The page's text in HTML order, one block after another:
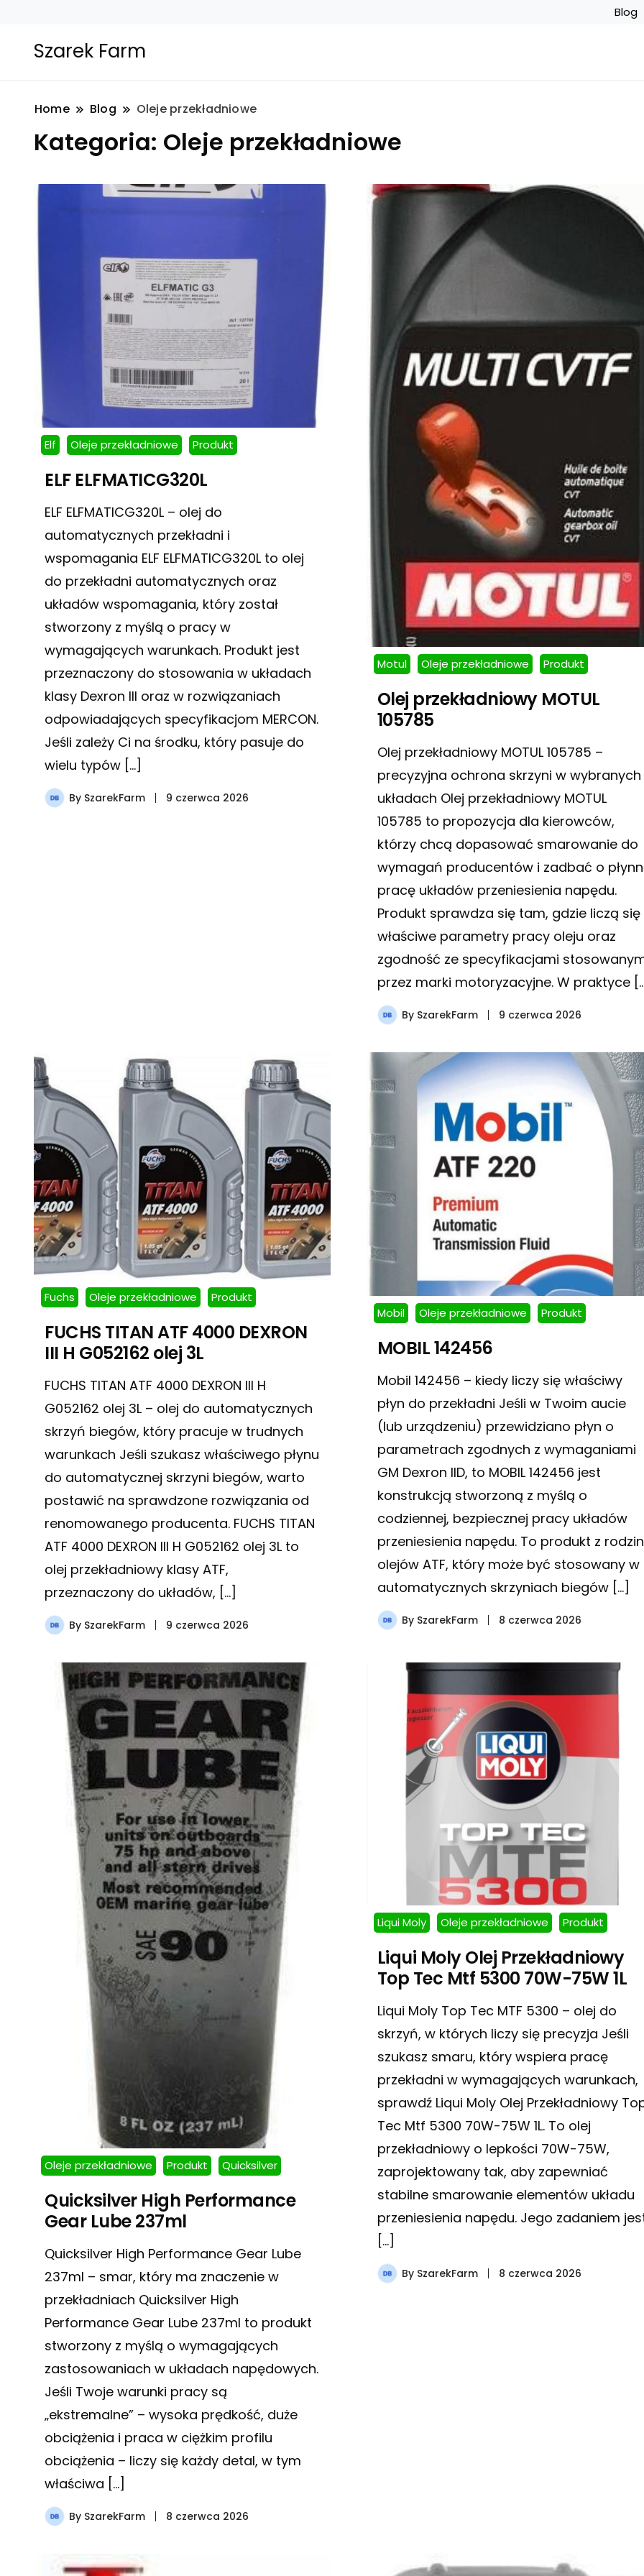
Blog
Szarek Farm
Home Blog Oleje przekładniowe
Kategoria: Oleje przekładniowe
Elf Oleje przekładniowe Produkt
ELF ELFMATICG320L
ELF ELFMATICG320L – olej do
automatycznych przekładni i
wspomagania ELF ELFMATICG320L to olej
do przekładni automatycznych oraz
układów wspomagania, który został
stworzony z myślą o pracy w
wymagających warunkach. Produkt jest
przeznaczony do stosowania w układach
klasy Dexron III oraz w rozwiązaniach
odpowiadających specyfikacjom MERCON.
Jeśli zależy Ci na środku, który pasuje do
wielu typów […]
By SzarekFarm 9 czerwca 2026
Motul Oleje przekładniowe Produkt
Olej przekładniowy MOTUL
105785
Olej przekładniowy MOTUL 105785 –
precyzyjna ochrona skrzyni w wybranych
układach Olej przekładniowy MOTUL
105785 to propozycja dla kierowców,
którzy chcą dopasować smarowanie do
wymagań producentów i zadbać o
pracę układów przeniesienia napędu.
Produkt sprawdza się tam, gdzie liczą się
właściwe parametry pracy oleju oraz
zgodność ze specyfikacjami
przez marki motoryzacyjne. W praktyce
By SzarekFarm 9 czerwca 2026
Fuchs Oleje przekładniowe Produkt
FUCHS TITAN ATF 4000 DEXRON
III H G052162 olej 3L
FUCHS TITAN ATF 4000 DEXRON III H
G052162 olej 3L – olej do automatycznych
skrzyń biegów, który pracuje w trudnych
warunkach Jeśli szukasz właściwego płynu
do automatycznej skrzyni biegów, warto
postawić na sprawdzone rozwiązania od
renomowanego producenta. FUCHS TITAN
ATF 4000 DEXRON III H G052162 olej 3L to
olej przekładniowy klasy ATF,
przeznaczony do układów, […]
By SzarekFarm 9 czerwca 2026
Mobil Oleje przekładniowe Produkt
MOBIL 142456
Mobil 142456 – kiedy liczy się właściwy
płyn do przekładni Jeśli w Twoim aucie
(lub urządzeniu) przewidziano płyn o
parametrach zgodnych z wymaganiami
GM Dexron IID, to MOBIL 142456 jest
konstrukcją stworzoną z myślą o
codziennej, bezpiecznej pracy układów
przeniesienia napędu. To produkt z
olejów ATF, który może być stosowany w
automatycznych skrzyniach biegów […]
By SzarekFarm 8 czerwca 2026
Oleje przekładniowe Produkt Quicksilver
Quicksilver High Performance
Gear Lube 237ml
Quicksilver High Performance Gear Lube
237ml – smar, który ma znaczenie w
przekładniach Quicksilver High
Performance Gear Lube 237ml to produkt
stworzony z myślą o wymagających
zastosowaniach w układach napędowych.
Jeśli Twoje warunki pracy są
„ekstremalne” – wysoka prędkość, duże
obciążenia i praca w ciężkim profilu
obciążenia – liczy się każdy detal, w tym
właściwa […]
By SzarekFarm 8 czerwca 2026
Liqui Moly Oleje przekładniowe Produkt
Liqui Moly Olej Przekładniowy
Top Tec Mtf 5300 70W-75W 1L
Liqui Moly Top Tec MTF 5300 – olej do
skrzyń, w których liczy się precyzja Jeśli
szukasz smaru, który wspiera pracę
przekładni w wymagających warunkach,
sprawdź Liqui Moly Olej Przekładniowy
Tec Mtf 5300 70W-75W 1L. To olej
przekładniowy o lepkości 70W-75W,
zaprojektowany tak, aby zapewniać
stabilne smarowanie elementów układu
przeniesienia napędu. Jego zadaniem
[…]
By SzarekFarm 8 czerwca 2026